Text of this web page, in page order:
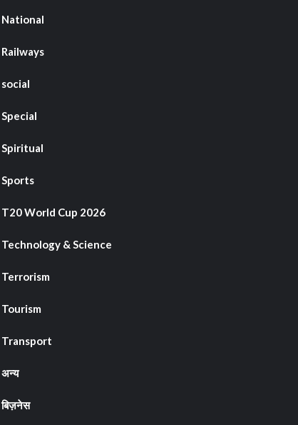
National
Railways
social
Special
Spiritual
Sports
T20 World Cup 2026
Technology & Science
Terrorism
Tourism
Transport
अन्य
बिज़नेस